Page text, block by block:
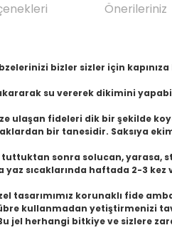
Önerileriniz
bizler sizler için
su vererek dikimini
ulaşan fideleri dik bir şekilde
bir tanesidir. Saksıya
sonra solucan, yarasa,
sıcaklarında haftada 2-3
tasarımımız korunaklı fide
kullanmadan yetiştirmenizi
jel herhangi bitkiye ve sizlere